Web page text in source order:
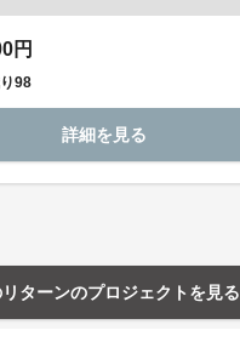
円
98
詳細を見る
ターンのプロジェクトを見る